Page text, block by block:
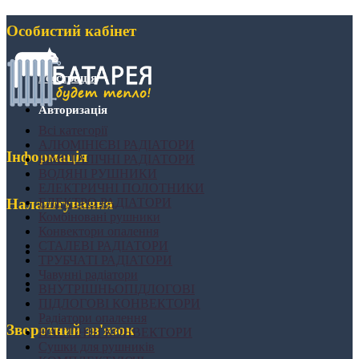
Особистий кабінет
Реєстрація
Авторизація
Інформація
Налаштування
Зворотний зв'язок
БІМЕТАЛІЧНІ РАДІАТОРИ
ЕЛЕКТРО РАДІАТОРИ
Комбіновані рушники
НАСТІННІ КОНВЕКТОРИ